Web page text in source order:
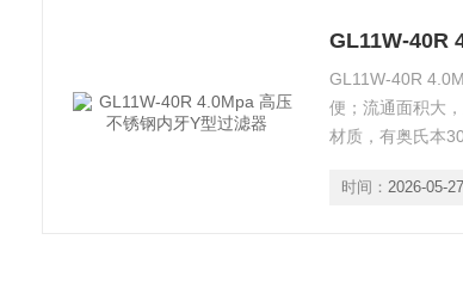
GL11W-40R
GL11W-40R
便；流通面积大
材质，有奥氏本
焊、F表示法兰式
时间： 2026-05-27